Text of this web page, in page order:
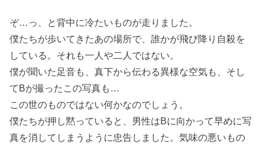
ぞ…っ、と背中に冷たいものが走りました。
僕たちが歩いてきたあの場所で、誰かが飛び降り自殺を
している。それも一人や二人ではない。
僕が聞いた足音も、真下から伝わる異様な空気も、そし
てBが撮ったこの写真も…
この世のものではない何かなのでしょう。
僕たちが押し黙っていると、男性はBに向かって早めに写
真を消してしまうように忠告しました。気味の悪いもの